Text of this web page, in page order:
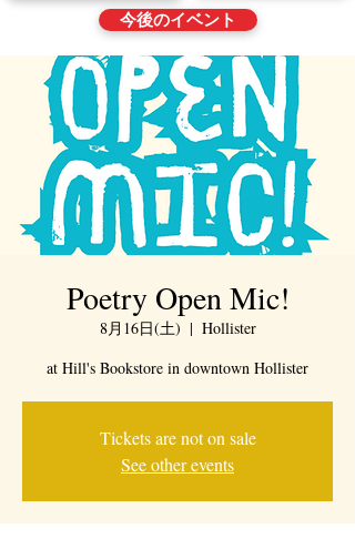
今後のイベント
Poetry Open Mic!
8月16日(土)
  |
Hollister
at Hill's Bookstore in downtown Hollister
Tickets are not on sale
See other events